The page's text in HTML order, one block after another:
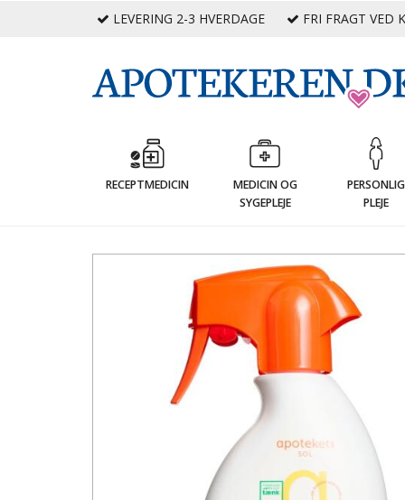
LEVERING 2-3 HVERDAGE FRI FRAGT VED
RECEPTMEDICIN
MEDICIN OG
SYGEPLEJE
PERSONLIG
PLEJE